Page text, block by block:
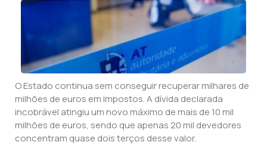
O Estado continua sem conseguir recuperar milhares de
milhões de euros em impostos. A dívida declarada
incobrável atingiu um novo máximo de mais de 10 mil
milhões de euros, sendo que apenas 20 mil devedores
concentram quase dois terços desse valor.